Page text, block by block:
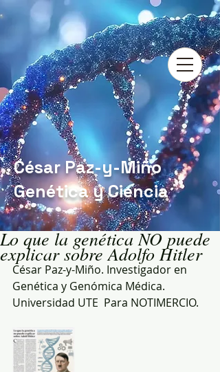
César Paz-y-Miño
Genética y Ciencia
Lo que la genética NO puede
explicar sobre Adolfo Hitler
César Paz-y-Miño. Investigador en
Genética y Genómica Médica.
Universidad UTE  Para NOTIMERCIO.